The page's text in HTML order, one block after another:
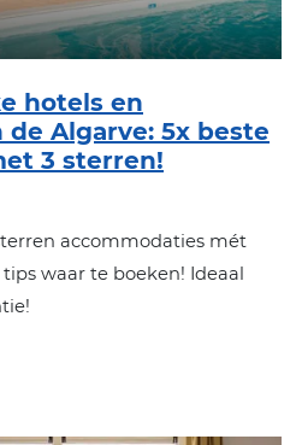
hotels en
Algarve: 5x beste
3 sterren!
accommodaties mét
waar te boeken! Ideaal